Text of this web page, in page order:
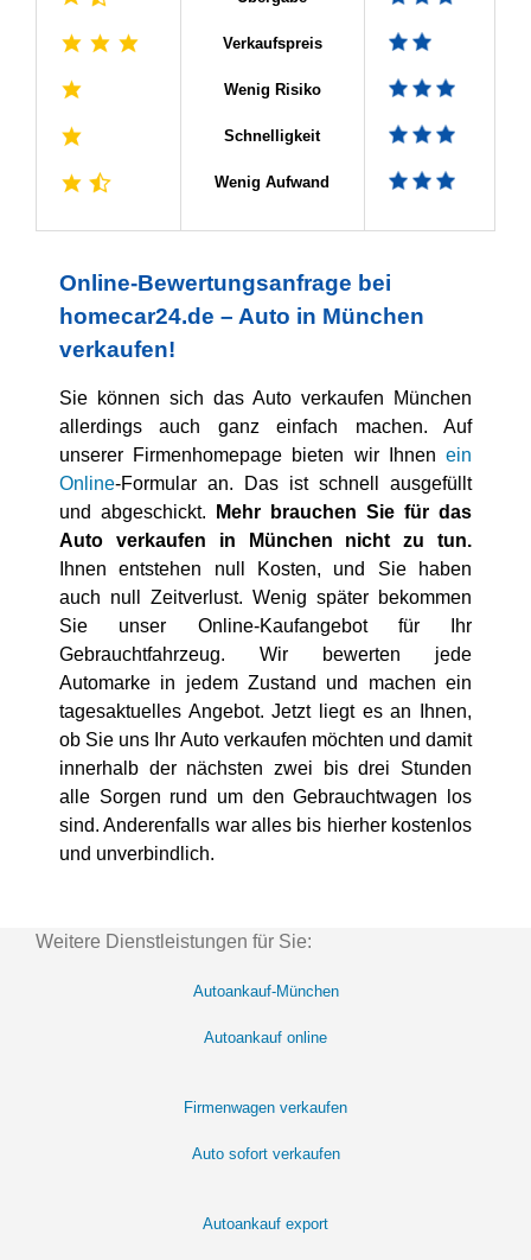
Verkaufspreis
Wenig Risiko
Schnelligkeit
Wenig Aufwand
Online-Bewertungsanfrage bei
homecar24.de – Auto in München
verkaufen!
Sie können sich das Auto verkaufen München
allerdings auch ganz einfach machen. Auf
unserer Firmenhomepage bieten wir Ihnenein
Online-Formular an. Das ist schnell ausgefüllt
und abgeschickt.
Mehr brauchen Sie für das
Auto verkaufen in München nicht zu tun.
Ihnen entstehen null Kosten, und Sie haben
auch null Zeitverlust. Wenig später bekommen
Sie unser Online-Kaufangebot für Ihr
Gebrauchtfahrzeug. Wir bewerten jede
Automarke in jedem Zustand und machen ein
tagesaktuelles Angebot. Jetzt liegt es an Ihnen,
ob Sie uns Ihr Auto verkaufen möchten und damit
innerhalb der nächsten zwei bis drei Stunden
alle Sorgen rund um den Gebrauchtwagen los
sind. Anderenfalls war alles bis hierher kostenlos
und unverbindlich.
Weitere Dienstleistungen für Sie:
Autoankauf-München
Autoankauf online
Firmenwagen verkaufen
Auto sofort verkaufen
Autoankauf export